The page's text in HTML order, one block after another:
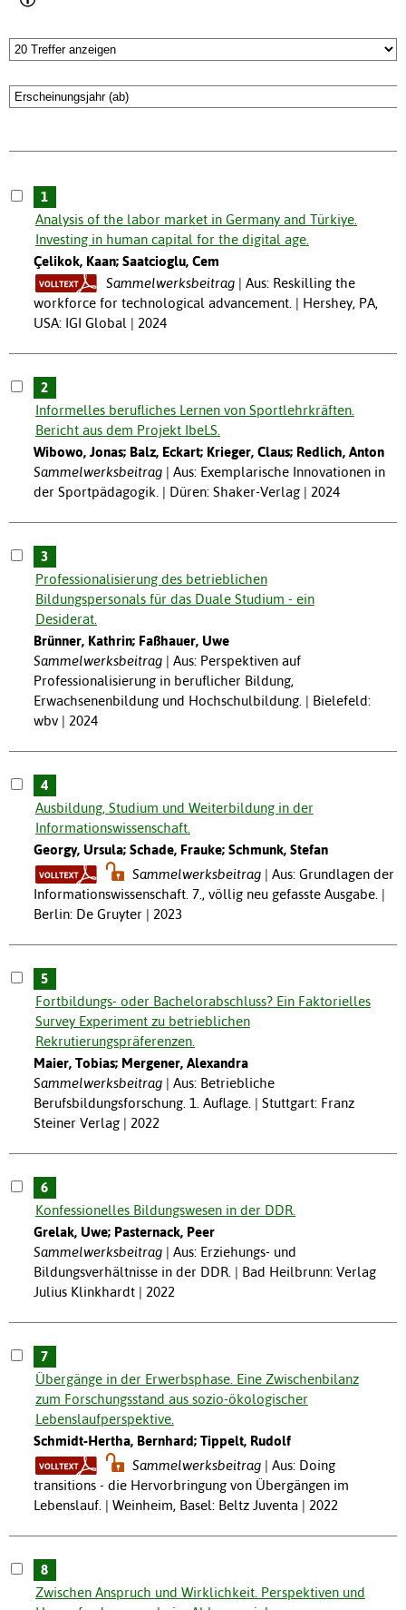
1
Analysis of the labor market in Germany and Türkiye.
Investing in human capital for the digital age.
Çelikok, Kaan; Saatcioglu, Cem
Sammelwerksbeitrag
Aus: Reskilling the
workforce for technological advancement. | Hershey, PA,
USA: IGI Global | 2024
2
Informelles berufliches Lernen von Sportlehrkräften.
Bericht aus dem Projekt IbeLS.
Wibowo, Jonas; Balz, Eckart; Krieger, Claus; Redlich, Anton
Sammelwerksbeitrag
Aus: Exemplarische Innovationen in
der Sportpädagogik. | Düren: Shaker-Verlag | 2024
3
Professionalisierung des betrieblichen
Bildungspersonals für das Duale Studium - ein
Desiderat.
Brünner, Kathrin; Faßhauer, Uwe
Sammelwerksbeitrag
Aus: Perspektiven auf
Professionalisierung in beruflicher Bildung,
Erwachsenenbildung und Hochschulbildung. | Bielefeld:
wbv | 2024
4
Ausbildung, Studium und Weiterbildung in der
Informationswissenschaft.
Georgy, Ursula; Schade, Frauke; Schmunk, Stefan
Sammelwerksbeitrag
Aus: Grundlagen der
Informationswissenschaft. 7., völlig neu gefasste Ausgabe. |
Berlin: De Gruyter | 2023
5
Fortbildungs- oder Bachelorabschluss? Ein Faktorielles
Survey Experiment zu betrieblichen
Rekrutierungspräferenzen.
Maier, Tobias; Mergener, Alexandra
Sammelwerksbeitrag
Aus: Betriebliche
Berufsbildungsforschung. 1. Auflage. | Stuttgart: Franz
Steiner Verlag | 2022
6
Konfessionelles Bildungswesen in der DDR.
Grelak, Uwe; Pasternack, Peer
Sammelwerksbeitrag
Aus: Erziehungs- und
Bildungsverhältnisse in der DDR. | Bad Heilbrunn: Verlag
Julius Klinkhardt | 2022
7
Übergänge in der Erwerbsphase. Eine Zwischenbilanz
zum Forschungsstand aus sozio-ökologischer
Lebenslaufperspektive.
Schmidt-Hertha, Bernhard; Tippelt, Rudolf
Sammelwerksbeitrag
Aus: Doing
transitions - die Hervorbringung von Übergängen im
Lebenslauf. | Weinheim, Basel: Beltz Juventa | 2022
8
Zwischen Anspruch und Wirklichkeit. Perspektiven und